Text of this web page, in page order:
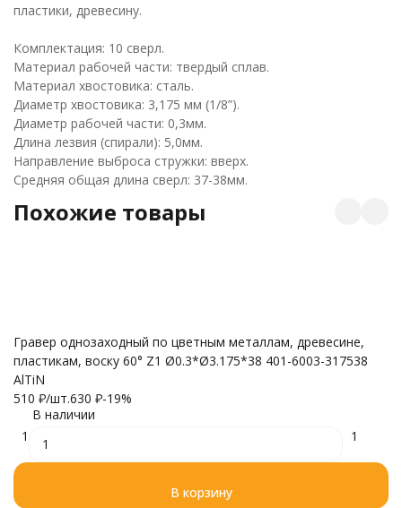
пластики, древесину.
Комплектация: 10 сверл.
Материал рабочей части: твердый сплав.
Материал хвостовика: сталь.
Диаметр хвостовика: 3,175 мм (1/8”).
Диаметр рабочей части: 0,3мм.
Длина лезвия (спирали): 5,0мм.
Направление выброса стружки: вверх.
Средняя общая длина сверл: 37-38мм.
Похожие товары
Гравер однозаходный по цветным металлам, древесине,
пластикам, воску 60° Z1 Ø0.3*Ø3.175*38 401-6003-317538
AlTiN
510 ₽/шт.630 ₽-19%
В наличии
1
1
В корзину